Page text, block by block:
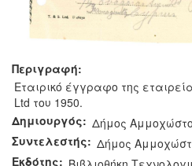
Περιγραφή:
Εταιρικό έγγραφο της
Ltd του 1950.
Δημιουργός: Δήμος
Συντελεστής: Δήμος
Εκδότης: